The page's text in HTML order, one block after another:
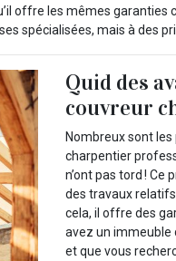
offre les mêmes
spécialisées, mais à des
Quid des
couvreur
Nombreux sont
charpentier
n’ont pas tord !
des travaux
cela, il offre des
avez un immeuble
et que vous